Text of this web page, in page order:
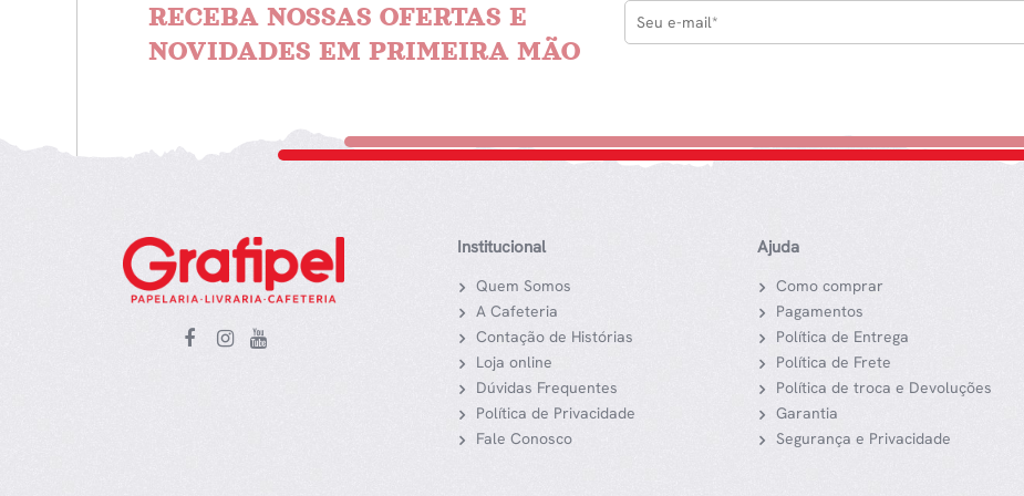
RECEBA NOSSAS OFERTAS E
NOVIDADES EM PRIMEIRA MÃO
Institucional
Quem Somos
A Cafeteria
Contação de Histórias
Loja online
Dúvidas Frequentes
Política de Privacidade
Fale Conosco
Ajuda
Como comprar
Pagamentos
Política de Entrega
Política de Frete
Política de troca e Devoluções
Garantia
Segurança e Privacidade